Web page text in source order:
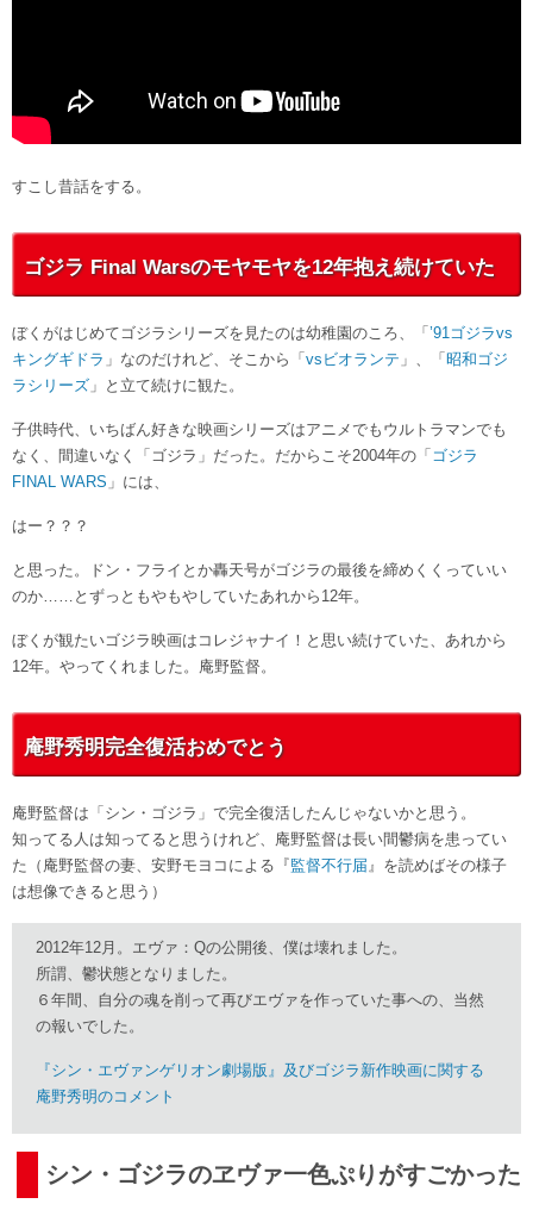
すこし昔話をする。
ゴジラ Final Warsのモヤモヤを12年抱え続けていた
ぼくがはじめてゴジラシリーズを見たのは幼稚園のころ、「 ’91ゴジラvs
キングギドラ 」なのだけれど、そこから「 vsビオランテ 」、「 昭和ゴジ
ラシリーズ 」と立て続けに観た。
子供時代、いちばん好きな映画シリーズはアニメでもウルトラマンでも
なく、間違いなく「ゴジラ」だった。だからこそ2004年の「 ゴジラ
FINAL WARS 」には、
はー？？？
と思った。ドン・フライとか轟天号がゴジラの最後を締めくくっていい
のか……とずっともやもやしていたあれから12年。
ぼくが観たいゴジラ映画はコレジャナイ！と思い続けていた、あれから
12年。やってくれました。庵野監督。
庵野秀明完全復活おめでとう
庵野監督は「シン・ゴジラ」で完全復活したんじゃないかと思う。
知ってる人は知ってると思うけれど、庵野監督は長い間鬱病を患ってい
た（庵野監督の妻、安野モヨコによる『監督不行届 』を読めばその様子
は想像できると思う）
2012年12月。エヴァ：Qの公開後、僕は壊れました。
所謂、鬱状態となりました。
６年間、自分の魂を削って再びエヴァを作っていた事への、当然
の報いでした。
『シン・エヴァンゲリオン劇場版』及びゴジラ新作映画に関する
庵野秀明のコメント
シン・ゴジラのヱヴァ一色ぷりがすごかった